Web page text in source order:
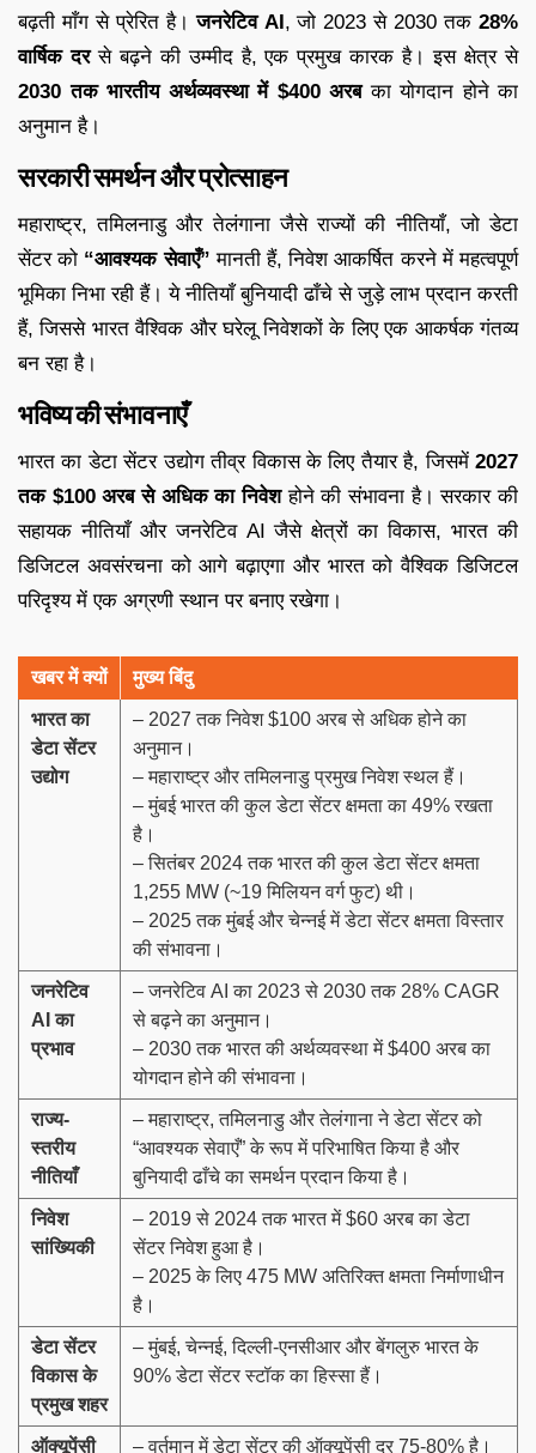
बढ़ती माँग से प्रेरित है।जनरेटिव AI, जो 2023 से 2030 तक28%
वार्षिक दरसे बढ़ने की उम्मीद है, एक प्रमुख कारक है। इस क्षेत्र से
2030 तक भारतीय अर्थव्यवस्था में $400 अरबका योगदान होने का
अनुमान है।
सरकारी समर्थन और प्रोत्साहन
महाराष्ट्र, तमिलनाडु और तेलंगाना जैसे राज्यों की नीतियाँ, जो डेटा
सेंटर को “आवश्यक सेवाएँ” मानती हैं, निवेश आकर्षित करने में महत्वपूर्ण
भूमिका निभा रही हैं। ये नीतियाँ बुनियादी ढाँचे से जुड़े लाभ प्रदान करती
हैं, जिससे भारत वैश्विक और घरेलू निवेशकों के लिए एक आकर्षक गंतव्य
बन रहा है।
भविष्य की संभावनाएँ
भारत का डेटा सेंटर उद्योग तीव्र विकास के लिए तैयार है, जिसमें 2027
तक $100 अरब से अधिक का निवेशहोने की संभावना है। सरकार की
सहायक नीतियाँ और जनरेटिव AI जैसे क्षेत्रों का विकास, भारत की
डिजिटल अवसंरचना को आगे बढ़ाएगा और भारत को वैश्विक डिजिटल
परिदृश्य में एक अग्रणी स्थान पर बनाए रखेगा।
खबर में क्यों मुख्य बिंदु
भारत का
डेटा सेंटर
उद्योग
– 2027 तक निवेश $100 अरब से अधिक होने का
अनुमान।
– महाराष्ट्र और तमिलनाडु प्रमुख निवेश स्थल हैं।
– मुंबई भारत की कुल डेटा सेंटर क्षमता का 49% रखता
है।
– सितंबर 2024 तक भारत की कुल डेटा सेंटर क्षमता
1,255 MW (~19 मिलियन वर्ग फुट) थी।
– 2025 तक मुंबई और चेन्नई में डेटा सेंटर क्षमता विस्तार
की संभावना।
जनरेटिव
AIका
प्रभाव
– जनरेटिव AI का 2023 से 2030 तक 28% CAGR
से बढ़ने का अनुमान।
– 2030 तक भारत की अर्थव्यवस्था में $400 अरब का
योगदान होने की संभावना।
राज्य-
स्तरीय
नीतियाँ
– महाराष्ट्र, तमिलनाडु और तेलंगाना ने डेटा सेंटर को
“आवश्यक सेवाएँ” के रूप में परिभाषित किया है और
बुनियादी ढाँचे का समर्थन प्रदान किया है।
निवेश
सांख्यिकी
– 2019 से 2024 तक भारत में $60 अरब का डेटा
सेंटर निवेश हुआ है।
– 2025 के लिए 475 MW अतिरिक्त क्षमता निर्माणाधीन
है।
डेटा सेंटर
विकास के
प्रमुख शहर
– मुंबई, चेन्नई, दिल्ली-एनसीआर और बेंगलुरु भारत के
90% डेटा सेंटर स्टॉक का हिस्सा हैं।
ऑक्यूपेंसी – वर्तमान में डेटा सेंटर की ऑक्यूपेंसी दर 75-80% है।